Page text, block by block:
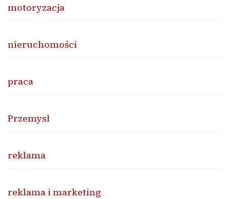
motoryzacja
nieruchomości
praca
Przemysł
reklama
reklama i marketing